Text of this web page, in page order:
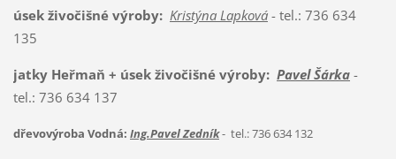
úsek živočišné výroby: Kristýna Lapková- tel.: 736 634
135
jatky Heřmaň + úsek živočišné výroby: Pavel Šárka-
tel.: 736 634 137
dřevovýroba Vodná: Ing.Pavel Zedník- tel.: 736 634 132